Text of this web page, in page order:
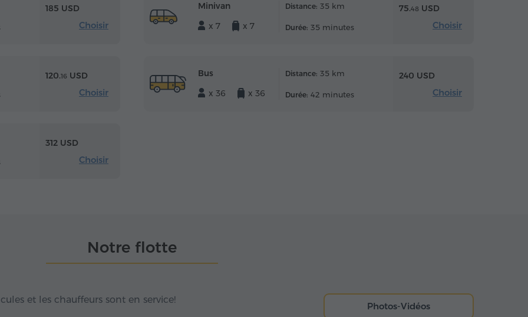
185 USD
Choisir
Minivan
x 7
x 7
Distance: 35 km
Durée: 35 minutes
75.48 USD
Choisir
120.16 USD
Choisir
Bus
x 36
x 36
Distance: 35 km
Durée: 42 minutes
240 USD
Choisir
312 USD
Choisir
Notre flotte
et les chauffeurs sont en service!
Photos-Vidéos